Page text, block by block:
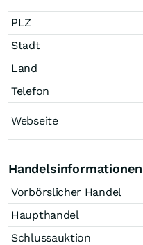
PLZ
Stadt
Land
Telefon
Webseite
Vorbörslicher Handel
Haupthandel
Schlussauktion